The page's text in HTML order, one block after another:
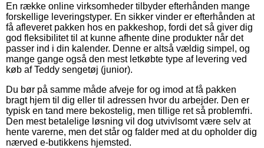
En række online virksomheder tilbyder efterhånden mange
forskellige leveringstyper. En sikker vinder er efterhånden at
få afleveret pakken hos en pakkeshop, fordi det så giver dig
god fleksibilitet til at kunne afhente dine produkter når det
passer ind i din kalender. Denne er altså vældig simpel, og
mange gange også den mest letkøbte type af levering ved
køb af Teddy sengetøj (junior).
Du bør på samme måde afveje for og imod at få pakken
bragt hjem til dig eller til adressen hvor du arbejder. Den er
typisk en tand mere bekostelig, men tillige ret så problemfri.
Den mest betalelige løsning vil dog utvivlsomt være selv at
hente varerne, men det står og falder med at du opholder dig
nærved e-butikkens hjemsted.